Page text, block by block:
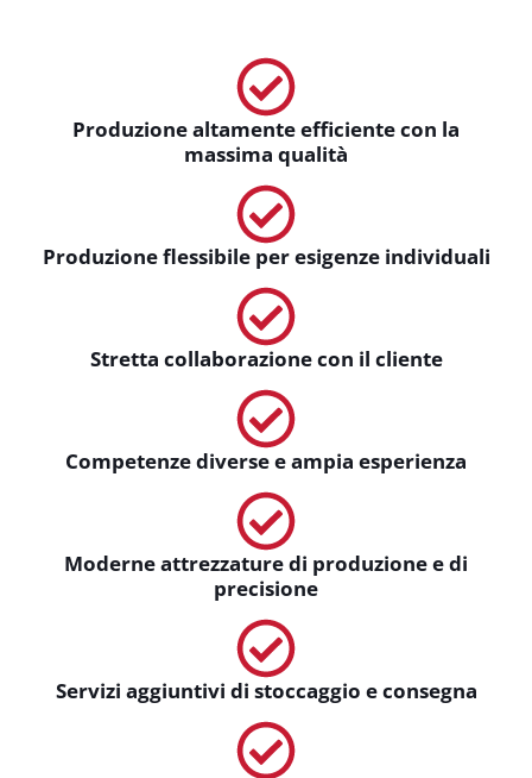
Produzione altamente efficiente con la
massima qualità
Produzione flessibile per esigenze individuali
Stretta collaborazione con il cliente
Competenze diverse e ampia esperienza
Moderne attrezzature di produzione e di
precisione
Servizi aggiuntivi di stoccaggio e consegna